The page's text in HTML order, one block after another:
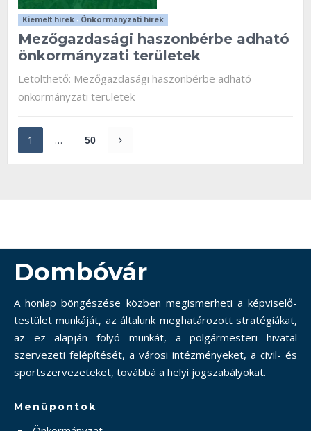
Kiemelt hírek • Önkormányzati hírek
Mezőgazdasági haszonbérbe adható
önkormányzati területek
Letölthető: Mezőgazdasági haszonbérbe adható
önkormányzati területek
1 … 50
Dombóvár
A honlap böngészése közben megismerheti a képviselő-
testület munkáját, az általunk meghatározott stratégiákat,
az ez alapján folyó munkát, a polgármesteri hivatal
szervezeti felépítését, a városi intézményeket, a civil- és
sportszervezeteket, továbbá a helyi jogszabályokat.
Menüpontok